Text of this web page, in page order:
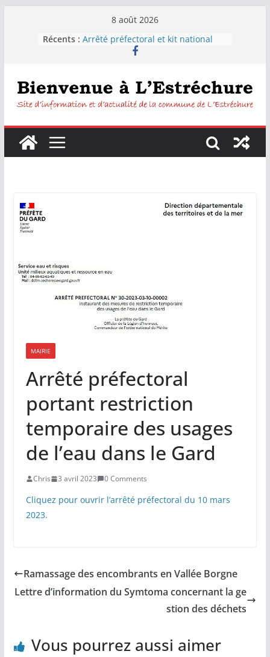
8 août 2026
Récents : Arrêté préfectoral et kit national
L’Estréchure.
L’Estréchure :Interdiction de boire
l’eau du robinet
Fête votive de L’Estréchure du 7 au
Corconac – L’estréchure mardi 4
MAIRIE
Arrêté préfectoral
portant restriction
temporaire des usages
de l’eau dans le Gard
Chris 3 avril 2023 0 Comments
Cliquez pour ouvrir l’arrêté préfectoral du 10 mars
2023.
Ramassage des encombrants en Vallée Borgne
Lettre d’information du Symtoma concernant la ge
stion des déchets
Vous pourrez aussi aimer